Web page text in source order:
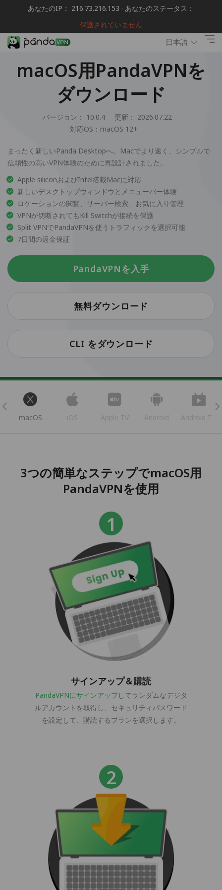
あなたのIP： 216.73.216.153 · あなたのステータス：
保護されていません
日本語
macOS用PandaVPNを
ダウンロード
バージョン： 10.0.4
更新： 2026.07.22
対応OS： macOS 12+
まったく新しいPanda Desktopへ。Macでより速く、シンプルで
信頼性の高いVPN体験のために再設計されました。
Apple siliconおよびIntel搭載Macに対応
新しいデスクトップウィンドウとメニューバー体験
ロケーションの閲覧、サーバー検索、お気に入り管理
VPNが切断されてもKill Switchが接続を保護
Split VPNでPandaVPNを使うトラフィックを選択可能
7日間の返金保証
PandaVPNを入手
無料ダウンロード
CLI をダウンロード
macOS iOS Apple TV Android Android TV
3つの簡単なステップでmacOS用
PandaVPNを使用
サインアップ＆購読
PandaVPNにサインアップしてランダムなデジタ
ルアカウントを取得し、セキュリティパスワード
を設定して、購読するプランを選択します。